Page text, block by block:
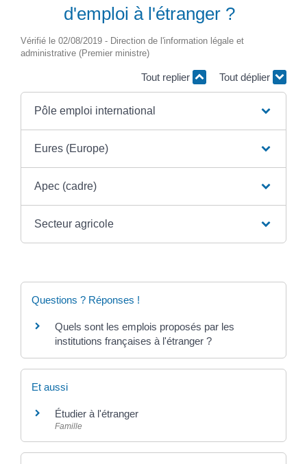
d'emploi à l'étranger ?
Vérifié le 02/08/2019 - Direction de l'information légale et
administrative (Premier ministre)
Tout replier Tout déplier
Pôle emploi international
Eures (Europe)
Apec (cadre)
Secteur agricole
Questions ? Réponses !
Quels sont les emplois proposés par les
institutions françaises à l'étranger ?
Et aussi
Étudier à l'étranger
Famille